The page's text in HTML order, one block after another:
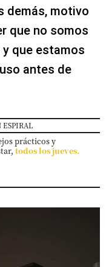
demás, motivo
que no somos
que estamos
antes de
ESPIRAL
prácticos y
todos los jueves.